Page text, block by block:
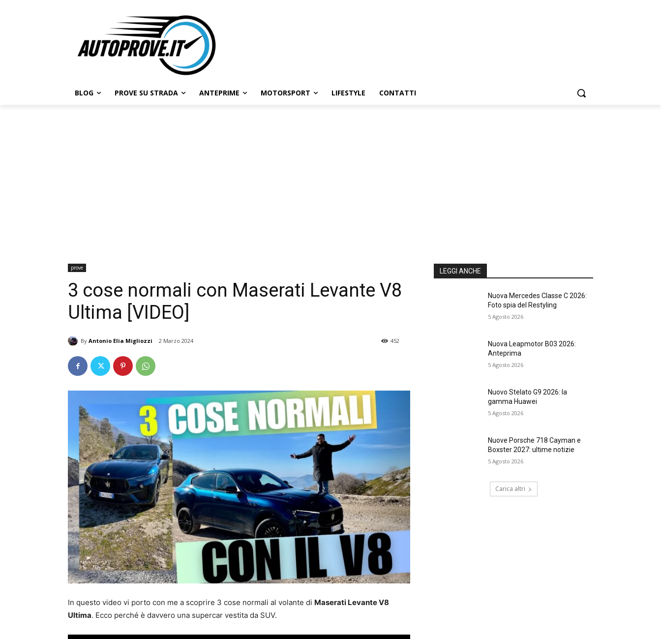
BLOG PROVE SU STRADA ANTEPRIME MOTORSPORT LIFESTYLE CONTATTI
prove
3 cose normali con Maserati Levante V8
Ultima [VIDEO]
By Antonio Elia Migliozzi 2 Marzo 2024 452
In questo video vi porto con me a scoprire 3 cose normali al volante di Maserati Levante V8
Ultima. Ecco perché è davvero una supercar vestita da SUV.
LEGGI ANCHE
Nuova Mercedes Classe C 2026:
Foto spia del Restyling
5 Agosto 2026
Nuova Leapmotor B03 2026:
Anteprima
5 Agosto 2026
Nuovo Stelato G9 2026: la
gamma Huawei
5 Agosto 2026
Nuove Porsche 718 Cayman e
Boxster 2027: ultime notizie
5 Agosto 2026
Carica altri